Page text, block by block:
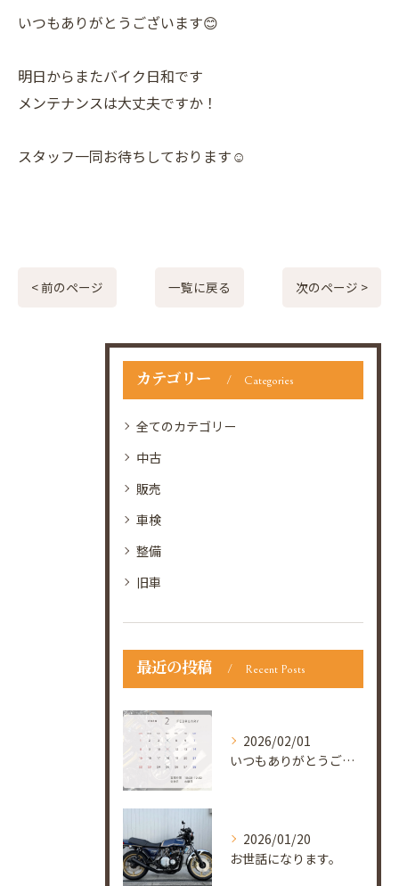
いつもありがとうございます😊
明日からまたバイク日和です
メンテナンスは大丈夫ですか！
スタッフ一同お待ちしております☺
< 前のページ 一覧に戻る 次のページ >
カテゴリー Categories
全てのカテゴリー
中古
販売
車検
整備
旧車
最近の投稿 Recent Posts
2026/02/01
いつもありがとうございます😊
2026/01/20
お世話になります。